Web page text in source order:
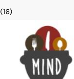
(16)